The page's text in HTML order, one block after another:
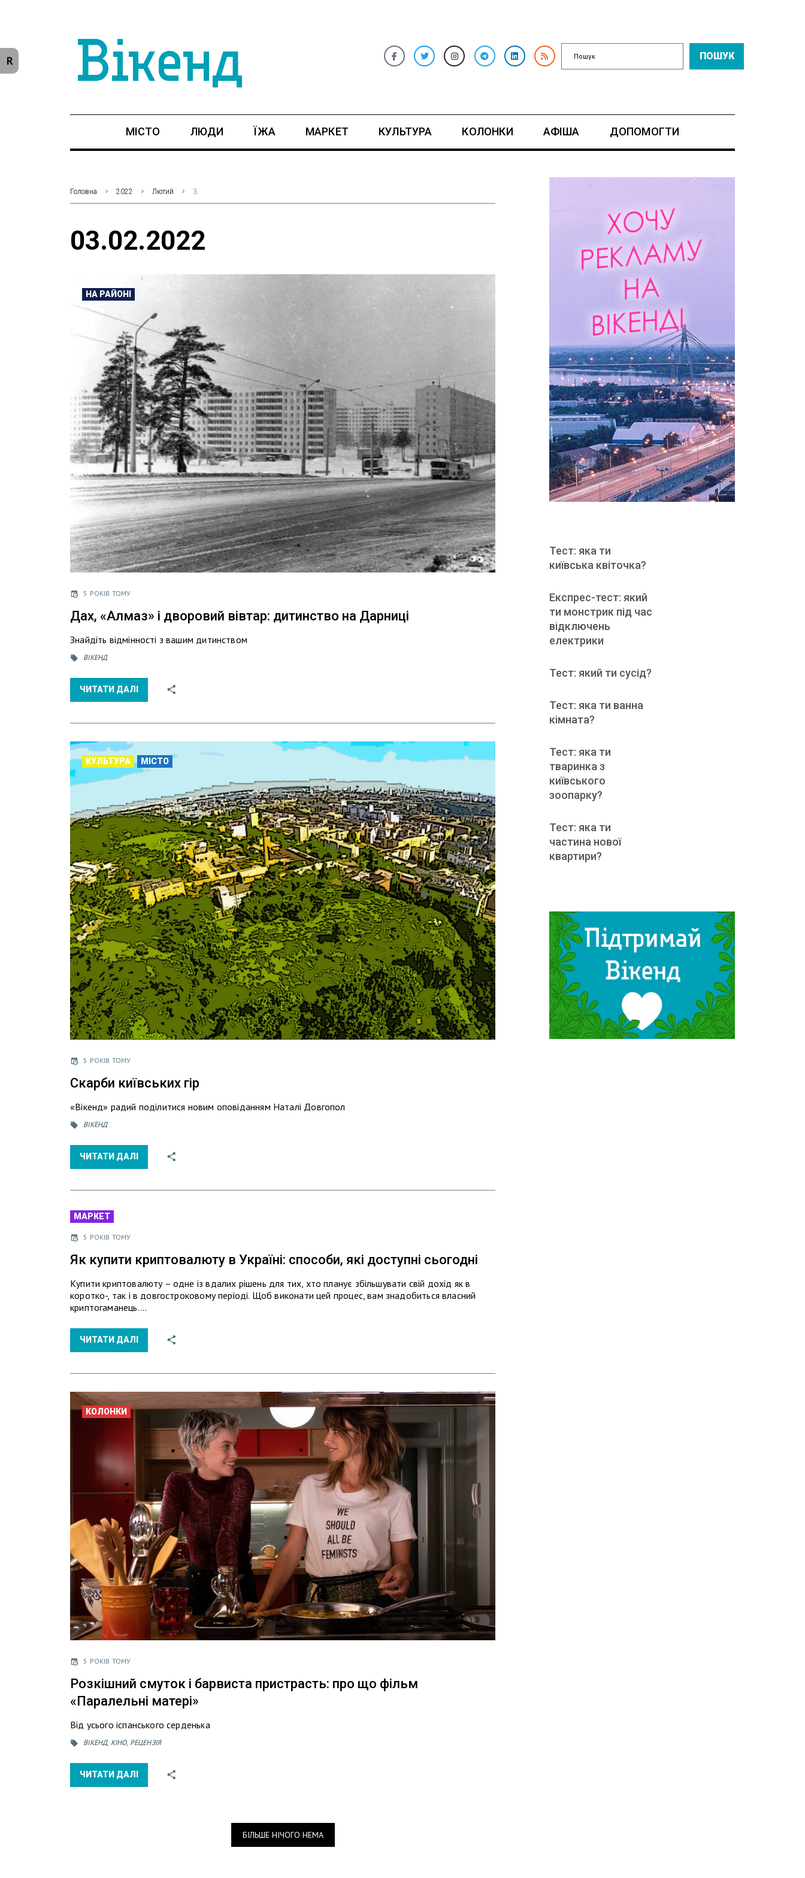
ПОШУК
МІСТО ЛЮДИ ЇЖА МАРКЕТ КУЛЬТУРА КОЛОНКИ АФІША ДОПОМОГТИ
Головна 2022 Лютий 3
03.02.2022
НА РАЙОНІ
5 РОКІВ ТОМУ
Дах, «Алмаз» і дворовий вівтар: дитинство на Дарниці
Знайдіть відмінності з вашим дитинством
ВІКЕНД
ЧИТАТИ ДАЛІ
КУЛЬТУРА МІСТО
5 РОКІВ ТОМУ
Скарби київських гір
«Вікенд» радий поділитися новим оповіданням Наталі Довгопол
ВІКЕНД
ЧИТАТИ ДАЛІ
МАРКЕТ
5 РОКІВ ТОМУ
Як купити криптовалюту в Україні: способи, які доступні сьогодні
Купити криптовалюту – одне із вдалих рішень для тих, хто планує збільшувати свій дохід як в
коротко-, так і в довгостроковому періоді. Щоб виконати цей процес, вам знадобиться власний
криптогаманець.…
ЧИТАТИ ДАЛІ
КОЛОНКИ
5 РОКІВ ТОМУ
Розкішний смуток і барвиста пристрасть: про що фільм
«Паралельні матері»
Від усього іспанського серденька
ВІКЕНД, КІНО, РЕЦЕНЗІЯ
ЧИТАТИ ДАЛІ
БІЛЬШЕ НІЧОГО НЕМА
Тест: яка ти
київська квіточка?
Експрес-тест: який
ти монстрик під час
відключень
електрики
Тест: який ти сусід?
Тест: яка ти ванна
кімната?
Тест: яка ти
тваринка з
київського
зоопарку?
Тест: яка ти
частина нової
квартири?
R